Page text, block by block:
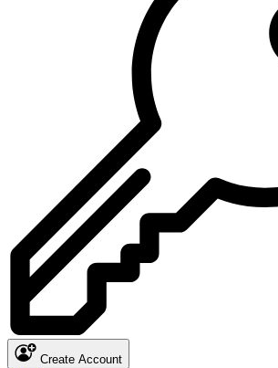
Create Account